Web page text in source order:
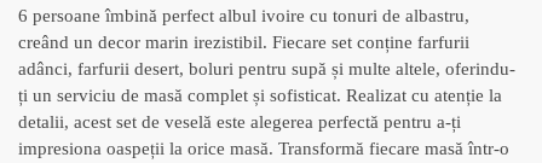
6 persoane îmbină perfect albul ivoire cu tonuri de albastru,
creând un decor marin irezistibil. Fiecare set conține farfurii
adânci, farfurii desert, boluri pentru supă și multe altele, oferindu-
ți un serviciu de masă complet și sofisticat. Realizat cu atenție la
detalii, acest set de veselă este alegerea perfectă pentru a-ți
impresiona oaspeții la orice masă. Transformă fiecare masă într-o